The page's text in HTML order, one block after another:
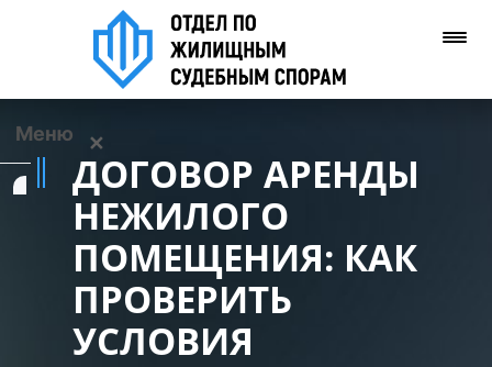
Меню ✕
ДОГОВОР АРЕНДЫ
НЕЖИЛОГО
ПОМЕЩЕНИЯ: КАК
ПРОВЕРИТЬ
УСЛОВИЯ